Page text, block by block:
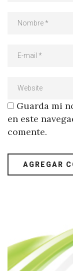
Guarda mi
en este
comente.